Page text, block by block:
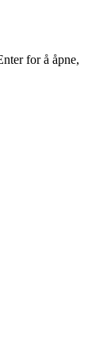
for å åpne,